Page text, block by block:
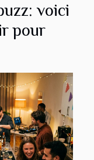
voici
pour